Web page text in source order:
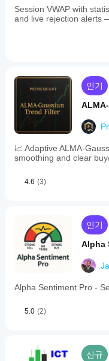
Session VWAP with
and live rejection alerts
인기
📈 Adaptive ALMA-
smoothing and clear
4.6 (3)
인기
Alpha
Alpha Sentiment Pro -
5.0 (2)
신규